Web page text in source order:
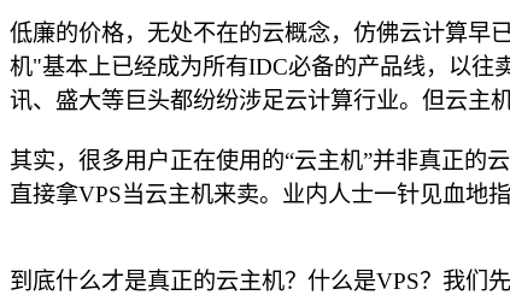
低廉的价格，无处不在的云概念，仿佛云计算早
机"基本上已经成为所有IDC必备的产品线，以往
讯、盛大等巨头都纷纷涉足云计算行业。但云主
其实，很多用户正在使用的“云主机”并非真正的
直接拿VPS当云主机来卖。业内人士一针见血地
到底什么才是真正的云主机？什么是VPS？我们